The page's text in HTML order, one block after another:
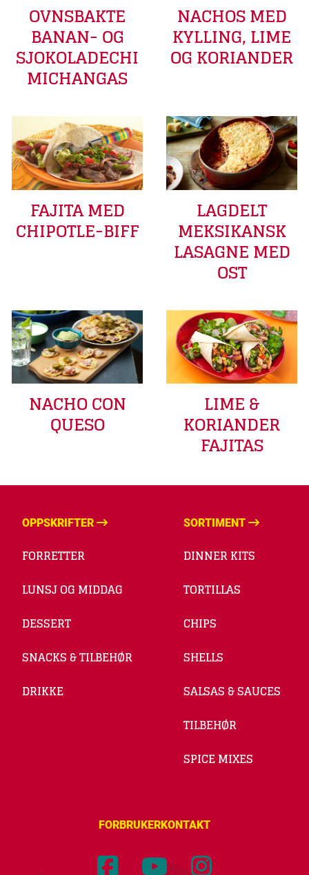
OVNSBAKTE
BANAN- OG
SJOKOLADECHI
MICHANGAS
NACHOS MED
KYLLING, LIME
OG KORIANDER
FAJITA MED
CHIPOTLE-BIFF
LAGDELT
MEKSIKANSK
LASAGNE MED
OST
NACHO CON
QUESO
LIME &
KORIANDER
FAJITAS
OPPSKRIFTER
FORRETTER
LUNSJ OG MIDDAG
DESSERT
SNACKS & TILBEHØR
DRIKKE
SORTIMENT
DINNER KITS
TORTILLAS
CHIPS
SHELLS
SALSAS & SAUCES
TILBEHØR
SPICE MIXES
FORBRUKERKONTAKT